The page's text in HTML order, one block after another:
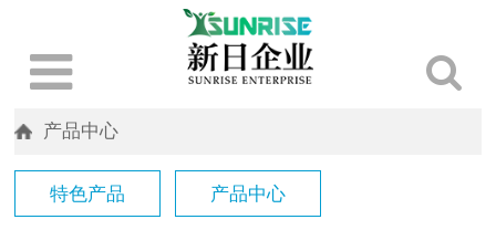
产品中心
特色产品 产品中心